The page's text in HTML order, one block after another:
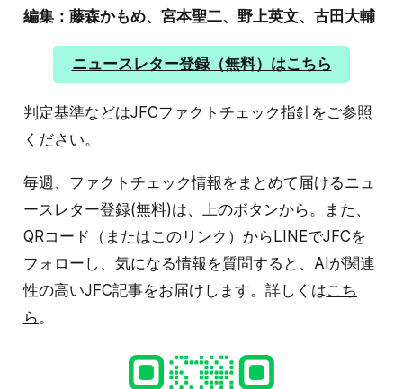
編集：藤森かもめ、宮本聖二、野上英文、古田大輔
ニュースレター登録（無料）はこちら
判定基準などはJFCファクトチェック指針をご参照
ください。
毎週、ファクトチェック情報をまとめて届けるニュ
ースレター登録(無料)は、上のボタンから。また、
QRコード（またはこのリンク ）からLINEでJFCを
フォローし、気になる情報を質問すると、AIが関連
性の高いJFC記事をお届けします。詳しくはこち
ら。